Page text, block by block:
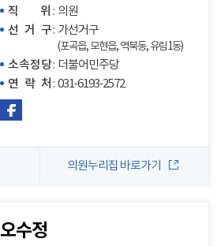
직 위
: 의원
선 거 구: 가선거구
(포곡읍, 모현읍, 역북동, 유림1동)
소속정당: 더불어민주당
연 락 처 : 031-6193-2572
의원누리집 바로가기
오수정